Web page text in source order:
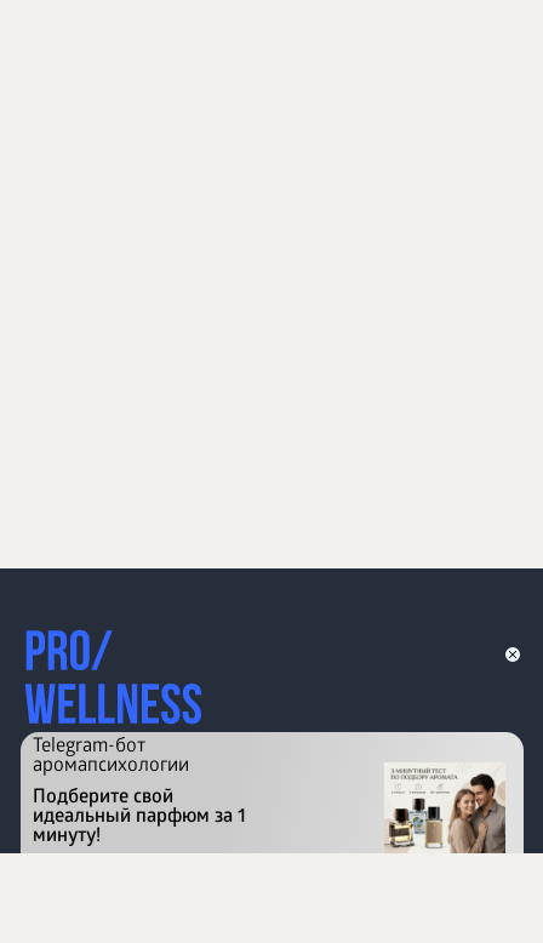
Перейти на сайт
Telegram-бот
аромапсихологии
Подберите свой
идеальный парфюм за 1
минуту!